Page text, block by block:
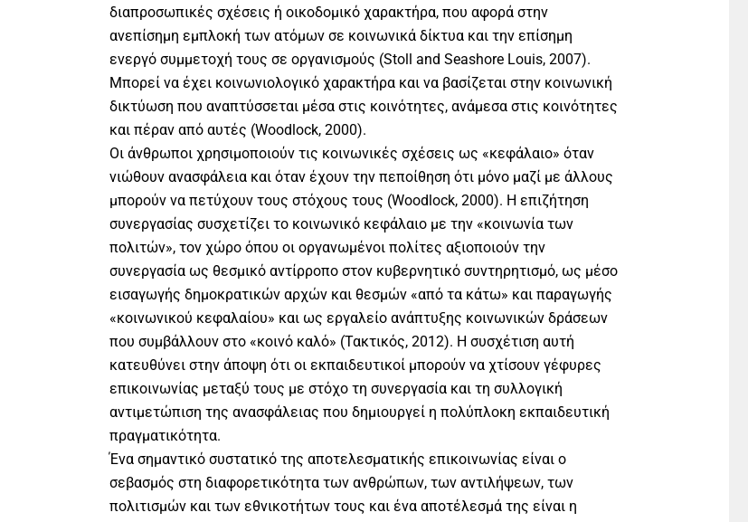
διαπροσωπικές σχέσεις ή οικοδομικό χαρακτήρα, που αφορά στην
ανεπίσημη εμπλοκή των ατόμων σε κοινωνικά δίκτυα και την επίσημη
ενεργό συμμετοχή τους σε οργανισμούς (Stoll and Seashore Louis, 2007).
Μπορεί να έχει κοινωνιολογικό χαρακτήρα και να βασίζεται στην κοινωνική
δικτύωση που αναπτύσσεται μέσα στις κοινότητες, ανάμεσα στις κοινότητες
και πέραν από αυτές (Woodlock, 2000).
Οι άνθρωποι χρησιμοποιούν τις κοινωνικές σχέσεις ως «κεφάλαιο» όταν
νιώθουν ανασφάλεια και όταν έχουν την πεποίθηση ότι μόνο μαζί με άλλους
μπορούν να πετύχουν τους στόχους τους (Woodlock, 2000). Η επιζήτηση
συνεργασίας συσχετίζει το κοινωνικό κεφάλαιο με την «κοινωνία των
πολιτών», τον χώρο όπου οι οργανωμένοι πολίτες αξιοποιούν την
συνεργασία ως θεσμικό αντίρροπο στον κυβερνητικό συντηρητισμό, ως μέσο
εισαγωγής δημοκρατικών αρχών και θεσμών «από τα κάτω» και παραγωγής
«κοινωνικού κεφαλαίου» και ως εργαλείο ανάπτυξης κοινωνικών δράσεων
που συμβάλλουν στο «κοινό καλό» (Τακτικός, 2012). Η συσχέτιση αυτή
κατευθύνει στην άποψη ότι οι εκπαιδευτικοί μπορούν να χτίσουν γέφυρες
επικοινωνίας μεταξύ τους με στόχο τη συνεργασία και τη συλλογική
αντιμετώπιση της ανασφάλειας που δημιουργεί η πολύπλοκη εκπαιδευτική
πραγματικότητα.
Ένα σημαντικό συστατικό της αποτελεσματικής επικοινωνίας είναι ο
σεβασμός στη διαφορετικότητα των ανθρώπων, των αντιλήψεων, των
πολιτισμών και των εθνικοτήτων τους και ένα αποτέλεσμά της είναι η